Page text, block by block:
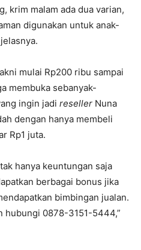
krim malam ada dua varian,
digunakan untuk anak-
mulai Rp200 ribu sampai
membuka sebanyak-
ingin jadi reseller Nuna
dengan hanya membeli
Rp1 juta.
hanya keuntungan saja
berbagai bonus jika
bimbingan jualan.
hubungi 0878-3151-5444,”